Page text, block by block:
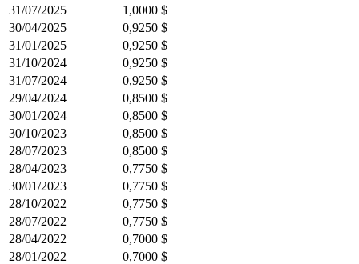
31/07/2025
1,0000 $
30/04/2025
0,9250 $
31/01/2025
0,9250 $
31/10/2024
0,9250 $
31/07/2024
0,9250 $
29/04/2024
0,8500 $
30/01/2024
0,8500 $
30/10/2023
0,8500 $
28/07/2023
0,8500 $
28/04/2023
0,7750 $
30/01/2023
0,7750 $
28/10/2022
0,7750 $
28/07/2022
0,7750 $
28/04/2022
0,7000 $
28/01/2022
0,7000 $